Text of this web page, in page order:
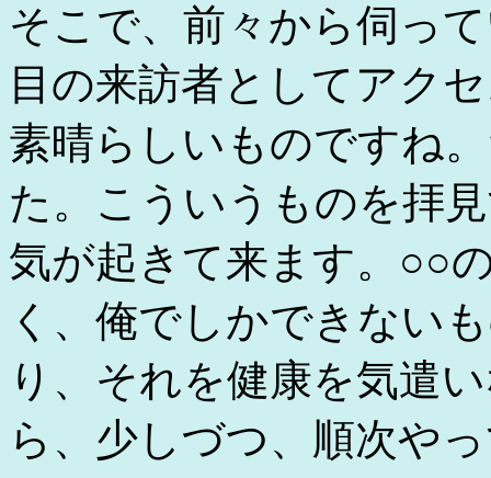
そこで、前々から伺っ
目の来訪者としてアク
素晴らしいものですね
た。こういうものを拝
気が起きて来ます。○○
く、俺でしかできない
り、それを健康を気遣
ら、少しづつ、順次や